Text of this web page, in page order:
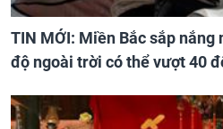
TIN MỚI: Miền Bắc sắp nắng
độ ngoài trời có thể vượt 40